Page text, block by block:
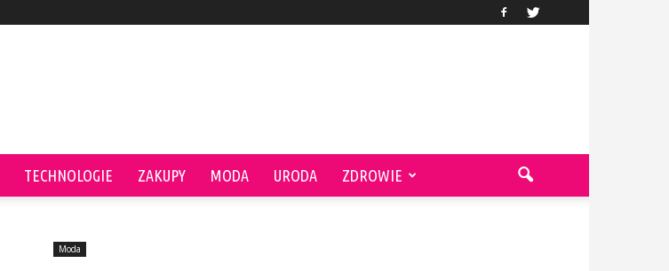
TECHNOLOGIE ZAKUPY MODA URODA ZDROWIE
Moda